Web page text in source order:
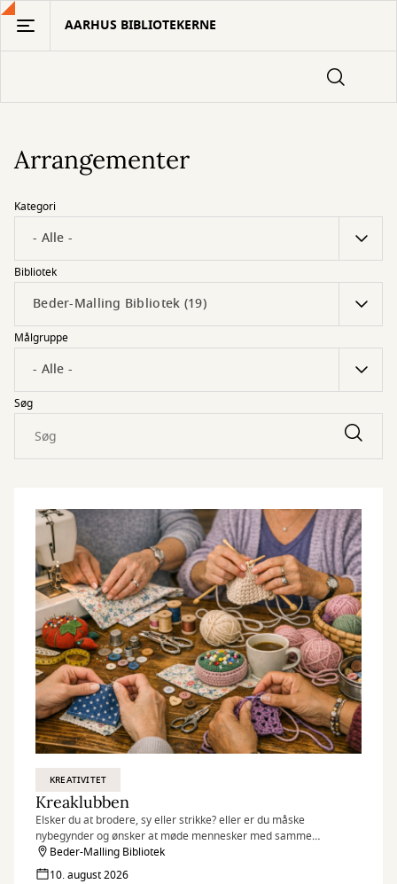
Gå
hovedindhold
AARHUS BIBLIOTEKERNE
Arrangementer
Kategori
Bibliotek
Målgruppe
Søg
KREATIVITET
Kreaklubben
Elsker du at brodere, sy eller strikke? eller er du måske
nybegynder og ønsker at møde mennesker med samme
interesse?
Beder-Malling Bibliotek
10. august 2026